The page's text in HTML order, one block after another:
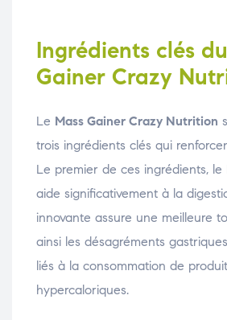
Ingrédients clés
Gainer Crazy
Le Mass Gainer Crazy Nutrition
trois ingrédients clés qui
Le premier de ces ingrédients, le
aide significativement à la
innovante assure une meilleure
ainsi les désagréments
liés à la consommation de
hypercaloriques.